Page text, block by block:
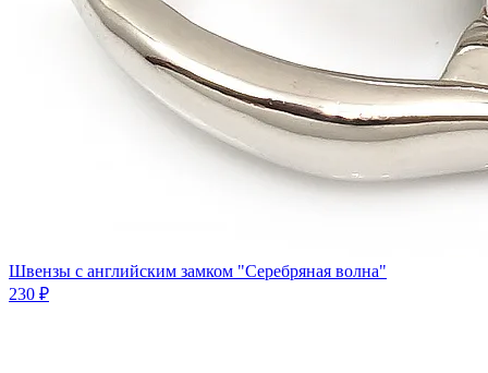
Швензы с английским замком "Серебряная волна"
230 ₽